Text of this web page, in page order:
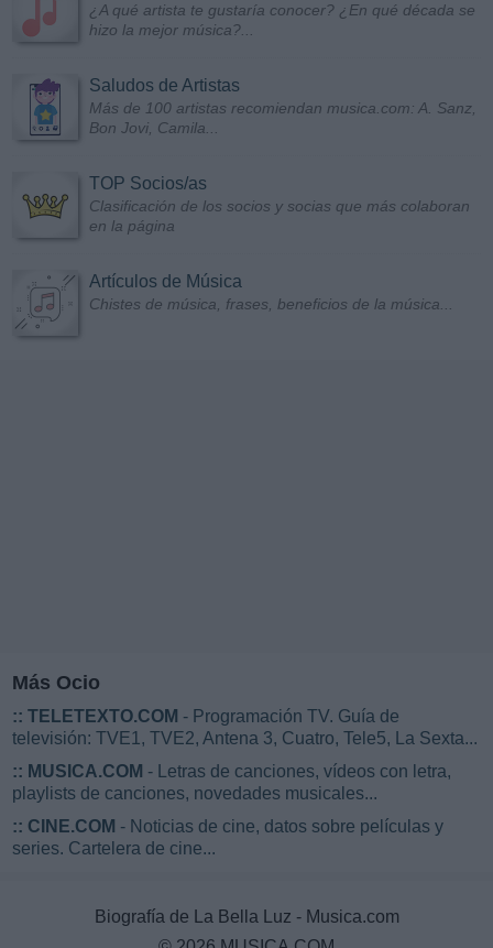
¿A qué artista te gustaría conocer? ¿En qué década se
hizo la mejor música?...
Saludos de Artistas
Más de 100 artistas recomiendan musica.com: A. Sanz,
Bon Jovi, Camila...
TOP Socios/as
Clasificación de los socios y socias que más colaboran
en la página
Artículos de Música
Chistes de música, frases, beneficios de la música...
Más Ocio
:: TELETEXTO.COM - Programación TV. Guía de
televisión: TVE1, TVE2, Antena 3, Cuatro, Tele5, La Sexta...
:: MUSICA.COM - Letras de canciones, vídeos con letra,
playlists de canciones, novedades musicales...
:: CINE.COM - Noticias de cine, datos sobre películas y
series. Cartelera de cine...
Biografía de La Bella Luz - Musica.com